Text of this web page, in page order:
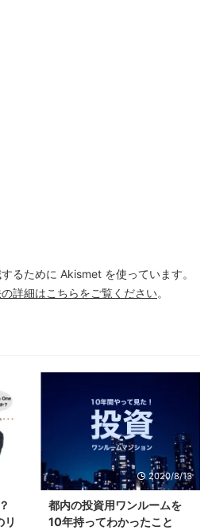
るために Akismet を使っています。
詳細はこちらをご覧ください。
10
リ
2020/8/13
都内の投資用ワンルームを
10年持ってわかったこと